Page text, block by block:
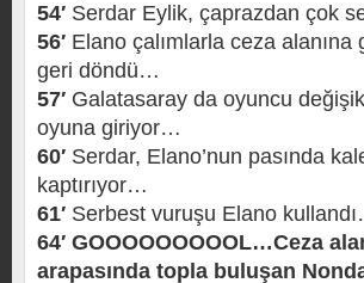
54′ Serdar Eylik, çaprazdan çok
56′ Elano çalımlarla ceza
geri döndü…
57′ Galatasaray da oyuncu
oyuna giriyor…
60′ Serdar, Elano’nun pasında
kaptırıyor…
61′ Serbest vuruşu Elano
64′ GOOOOOOOOOL…Ceza
arapasında topla buluşan